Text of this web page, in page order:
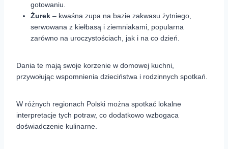
gotowaniu.
Żurek – kwaśna zupa na bazie zakwasu żytniego,
serwowana z kiełbasą i ziemniakami, popularna
zarówno na uroczystościach, jak i na co dzień.
Dania te mają swoje korzenie w domowej kuchni,
przywołując wspomnienia dzieciństwa i rodzinnych spotkań.
W różnych regionach Polski można spotkać lokalne
interpretacje tych potraw, co dodatkowo wzbogaca
doświadczenie kulinarne.